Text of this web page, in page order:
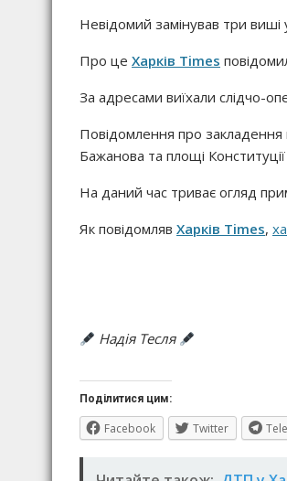
Невідомий замінував три виші
Про це Харків Times
За адресами виїхали слідчо-
Повідомлення про закладення
Бажанова та площі
На даний час триває огляд
Як повідомляв Харків Times,
Надія Тесля
Поділитися цим:
Facebook Twitter